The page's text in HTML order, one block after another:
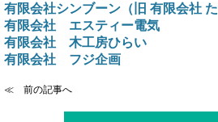
有限会社シンブーン（旧 有限会社 た
有限会社 エスティー電気
有限会社 木工房ひらい
有限会社 フジ企画
≪ 前の記事へ